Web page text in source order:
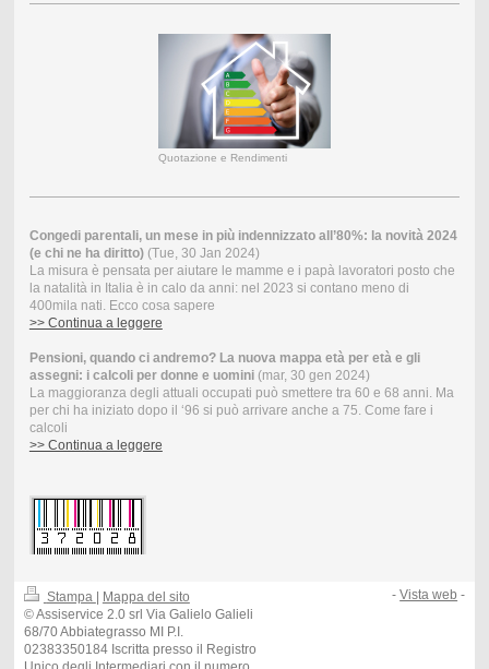
Quotazione e Rendimenti
Congedi parentali, un mese in più indennizzato all’80%: la novità 2024
(e chi ne ha diritto)(Tue, 30 Jan 2024)
La misura è pensata per aiutare le mamme e i papà lavoratori posto che
la natalità in Italia è in calo da anni: nel 2023 si contano meno di
400mila nati. Ecco cosa sapere
>> Continua a leggere
Pensioni, quando ci andremo? La nuova mappa età per età e gli
assegni: i calcoli per donne e uomini(mar, 30 gen 2024)
La maggioranza degli attuali occupati può smettere tra 60 e 68 anni. Ma
per chi ha iniziato dopo il ‘96 si può arrivare anche a 75. Come fare i
calcoli
>> Continua a leggere
Stampa
Mappa del sito
© Assiservice 2.0 srl Via Galielo Galieli
68/70 Abbiategrasso MI P.I.
02383350184 Iscritta presso il Registro
-Vista web -